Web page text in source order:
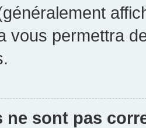
vous permettra
ne sont pas